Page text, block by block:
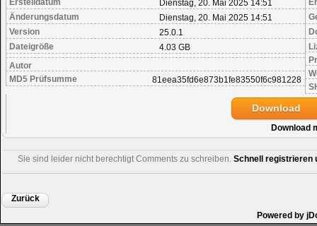
Erstelldatum
Dienstag, 20. Mai 2025 14:51
Änderungsdatum
Dienstag, 20. Mai 2025 14:51
Version
25.0.1
Dateigröße
4.03 GB
Autor
MD5 Prüfsumme
81eea35fd6e873b1fe83550f6c981228
Download
Download
Sie sind leider nicht berechtigt Comments zu schreiben. Schnell registrieren
Zurück
Powered by